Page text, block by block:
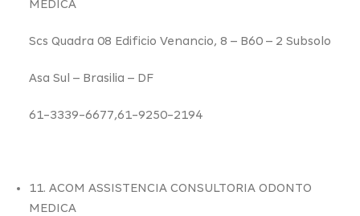
MEDICA
Scs Quadra 08 Edificio Venancio, 8 – B60 – 2 Subsolo
Asa Sul – Brasilia – DF
61-3339-6677,61-9250-2194
11. ACOM ASSISTENCIA CONSULTORIA ODONTO
MEDICA